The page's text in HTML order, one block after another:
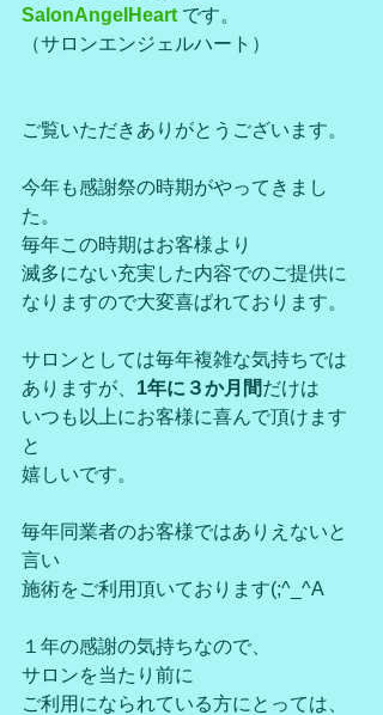
SalonAngelHeart です。
（サロンエンジェルハート）
ご覧いただきありがとうございます。
今年も感謝祭の時期がやってきまし
た。
毎年この時期はお客様より
滅多にない充実した内容でのご提供に
なりますので大変喜ばれております。
サロンとしては毎年複雑な気持ちでは
ありますが、 1年に３か月間だけは
いつも以上にお客様に喜んで頂けます
と
嬉しいです。
毎年同業者のお客様ではありえないと
言い
施術をご利用頂いております(;^_^A
１年の感謝の気持ちなので、
サロンを当たり前に
ご利用になられている方にとっては、